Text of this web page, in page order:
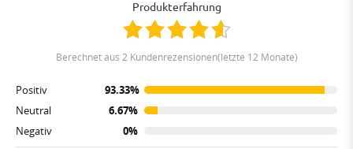
Produkterfahrung
berechnet aus 2 Kundenrezensionen(letzte 12 Monate)
Positiv
93.33%
Neutral
6.67%
Negativ
0%